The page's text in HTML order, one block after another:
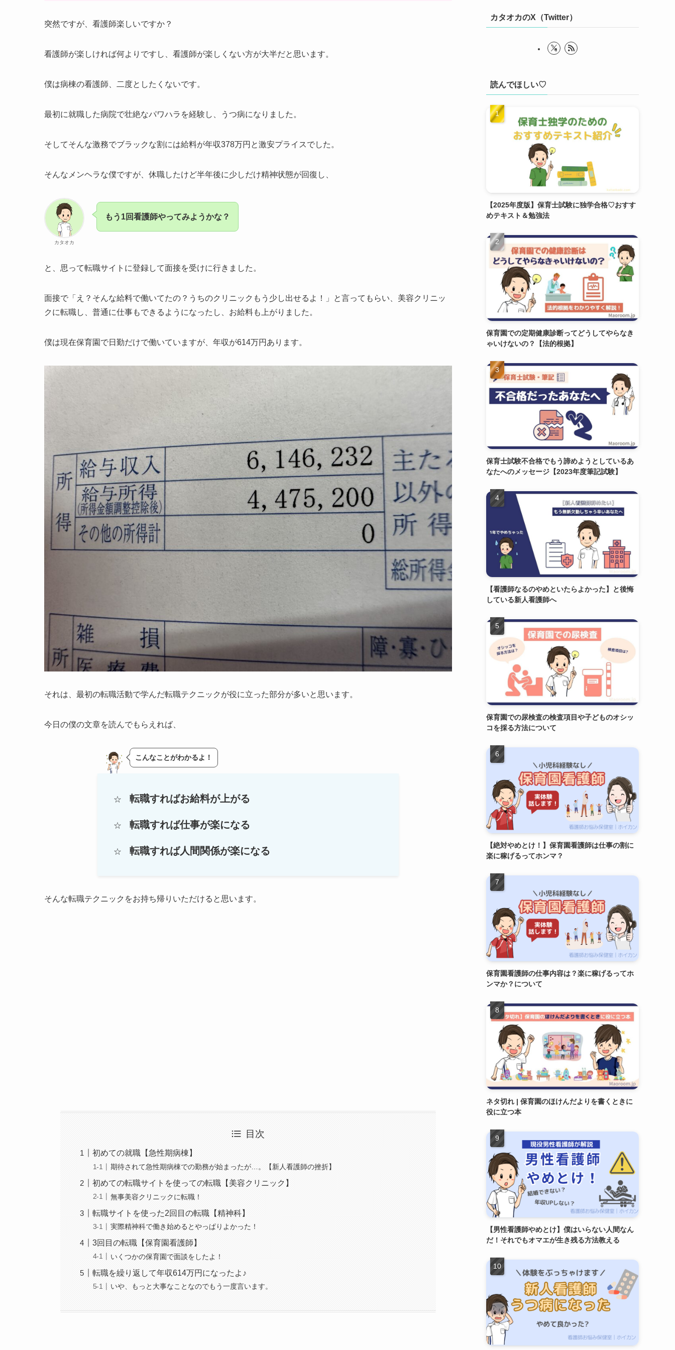
突然ですが、看護師楽しいですか？
看護師が楽しければ何よりですし、看護師が楽しくない方が大半だと思います。
僕は病棟の看護師、二度としたくないです。
最初に就職した病院で壮絶なパワハラを経験し、うつ病になりました。
そしてそんな激務でブラックな割には給料が年収378万円と激安プライスでした。
そんなメンヘラな僕ですが、休職したけど半年後に少しだけ精神状態が回復し、
カタオカ
もう1回看護師やってみようかな？
と、思って転職サイトに登録して面接を受けに行きました。
面接で「え？そんな給料で働いてたの？うちのクリニックもう少し出せるよ！」と言ってもらい、美容クリニッ
クに転職し、普通に仕事もできるようになったし、お給料も上がりました。
僕は現在保育園で日勤だけで働いていますが、年収が614万円あります。
それは、最初の転職活動で学んだ転職テクニックが役に立った部分が多いと思います。
今日の僕の文章を読んでもらえれば、
こんなことがわかるよ！
☆ 転職すればお給料が上がる
☆ 転職すれば仕事が楽になる
☆ 転職すれば人間関係が楽になる
そんな転職テクニックをお持ち帰りいただけると思います。
目次
初めての就職【急性期病棟】
期待されて急性期病棟での勤務が始まったが…。【新人看護師の挫折】
初めての転職サイトを使っての転職【美容クリニック】
無事美容クリニックに転職！
転職サイトを使った2回目の転職【精神科】
実際精神科で働き始めるとやっぱりよかった！
3回目の転職【保育園看護師】
いくつかの保育園で面談をしたよ！
転職を繰り返して年収614万円になったよ♪
いや、もっと大事なことなのでもう一度言います。
カタオカのX（Twitter）
読んでほしい♡
【2025年度版】保育士試験に独学合格♡おすす
めテキスト＆勉強法
保育園での定期健康診断ってどうしてやらなき
ゃいけないの？【法的根拠】
保育士試験不合格でもう諦めようとしているあ
なたへのメッセージ【2023年度筆記試験】
【看護師なるのやめといたらよかった】と後悔
している新人看護師へ
保育園での尿検査の検査項目や子どものオシッ
コを採る方法について
【絶対やめとけ！】保育園看護師は仕事の割に
楽に稼げるってホンマ？
保育園看護師の仕事内容は？楽に稼げるってホ
ンマか？について
ネタ切れ | 保育園のほけんだよりを書くときに
役に立つ本
【男性看護師やめとけ】僕はいらない人間なん
だ！それでもオマエが生き残る方法教える